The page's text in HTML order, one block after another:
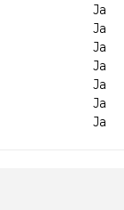
Ja
Ja
Ja
Ja
Ja
Ja
Ja